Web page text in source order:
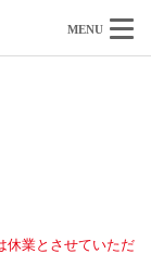
MENU
休業とさせていただ